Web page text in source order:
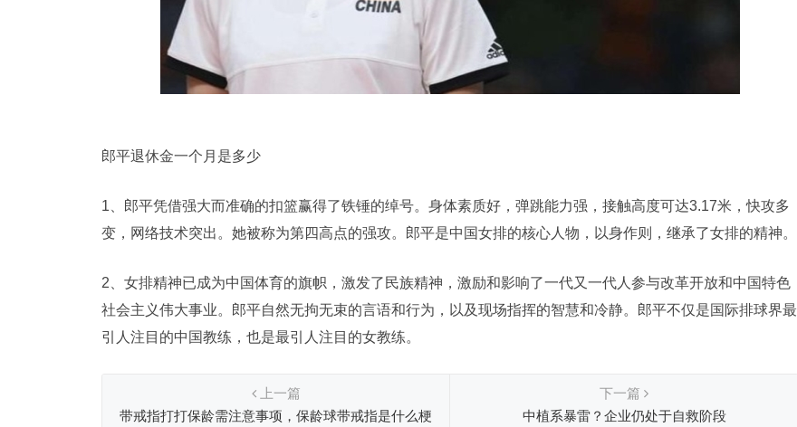
郎平退休金一个月是多少
1、郎平凭借强大而准确的扣篮赢得了铁锤的绰号。身体素质好，弹跳能力强，接触高度可达3.17米，快攻多
变，网络技术突出。她被称为第四高点的强攻。郎平是中国女排的核心人物，以身作则，继承了女排的精神。
2、女排精神已成为中国体育的旗帜，激发了民族精神，激励和影响了一代又一代人参与改革开放和中国特色
社会主义伟大事业。郎平自然无拘无束的言语和行为，以及现场指挥的智慧和冷静。郎平不仅是国际排球界最
引人注目的中国教练，也是最引人注目的女教练。
上一篇
带戒指打打保龄需注意事项，保龄球带戒指是什么梗
下一篇
中植系暴雷？企业仍处于自救阶段